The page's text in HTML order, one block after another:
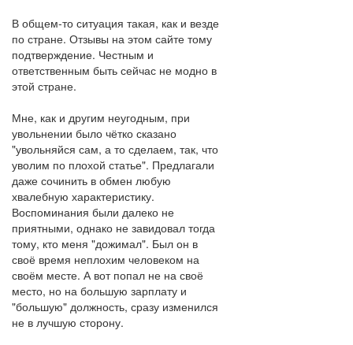
В общем-то ситуация такая, как и везде
по стране. Отзывы на этом сайте тому
подтверждение. Честным и
ответственным быть сейчас не модно в
этой стране.
Мне, как и другим неугодным, при
увольнении было чётко сказано
"увольняйся сам, а то сделаем, так, что
уволим по плохой статье". Предлагали
даже сочинить в обмен любую
хвалебную характеристику.
Воспоминания были далеко не
приятными, однако не завидовал тогда
тому, кто меня "дожимал". Был он в
своё время неплохим человеком на
своём месте. А вот попал не на своё
место, но на большую зарплату и
"большую" должность, сразу изменился
не в лучшую сторону.